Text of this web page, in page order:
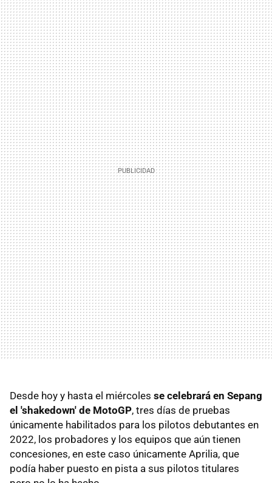
Desde hoy y hasta el miércoles se celebrará en Sepang
el 'shakedown' de MotoGP, tres días de pruebas
únicamente habilitados para los pilotos debutantes en
2022, los probadores y los equipos que aún tienen
concesiones, en este caso únicamente Aprilia, que
podía haber puesto en pista a sus pilotos titulares